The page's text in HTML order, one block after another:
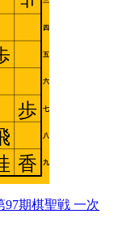
97期棋聖戦 一次